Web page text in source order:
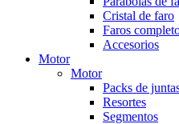
Cristal de faro
Faros
Accesorios
Motor
Motor
Packs de
Resortes
Segmentos